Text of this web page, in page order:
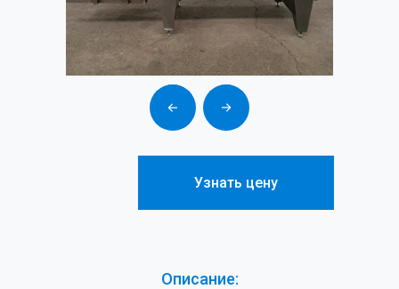
Узнать цену
Описание: